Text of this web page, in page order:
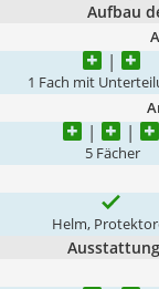
Aufbau
1 Fach mit
5 Fächer
Helm,